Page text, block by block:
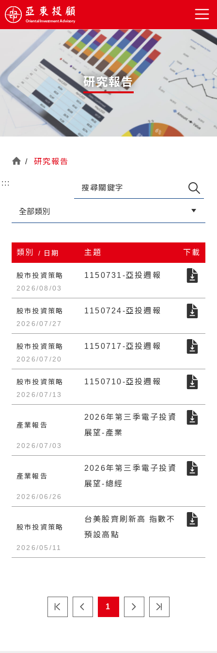
研究報告
:::
研究報告
日期
類別 主題 下載
2026/08/03
股市投資策略 1150731-亞投週報
2026/07/27
股市投資策略 1150724-亞投週報
2026/07/20
股市投資策略 1150717-亞投週報
2026/07/13
股市投資策略 1150710-亞投週報
2026/07/03
產業報告
2026年第三季電子投資
展望-產業
2026/06/26
產業報告
2026年第三季電子投資
展望-總經
2026/05/11
股市投資策略
台美股齊刷新高 指數不
預設高點
1